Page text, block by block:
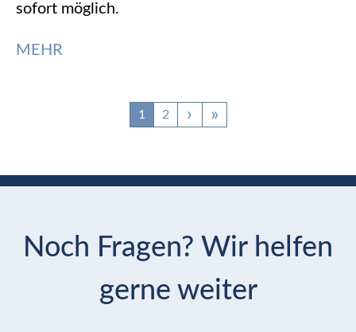
sofort möglich.
MEHR
Page
1 Page
2
Noch Fragen? Wir helfen
gerne weiter